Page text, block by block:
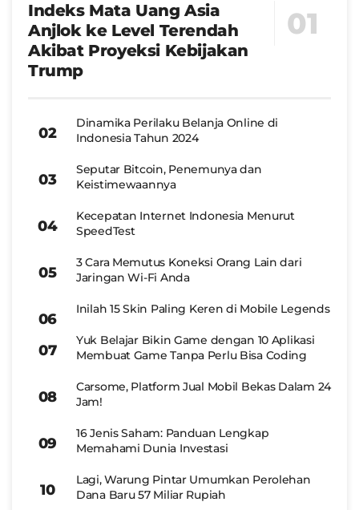
Indeks Mata Uang Asia
Anjlok ke Level Terendah
Akibat Proyeksi Kebijakan
Trump
Dinamika Perilaku Belanja Online di
Indonesia Tahun 2024
Seputar Bitcoin, Penemunya dan
Keistimewaannya
Kecepatan Internet Indonesia Menurut
SpeedTest
3 Cara Memutus Koneksi Orang Lain dari
Jaringan Wi-Fi Anda
Inilah 15 Skin Paling Keren di Mobile Legends
Yuk Belajar Bikin Game dengan 10 Aplikasi
Membuat Game Tanpa Perlu Bisa Coding
Carsome, Platform Jual Mobil Bekas Dalam 24
Jam!
16 Jenis Saham: Panduan Lengkap
Memahami Dunia Investasi
Lagi, Warung Pintar Umumkan Perolehan
Dana Baru 57 Miliar Rupiah